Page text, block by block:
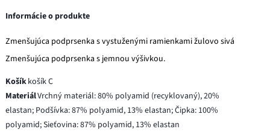
Informácie o produkte
Zmenšujúca podprsenka s vystuženými ramienkami žulovo sivá
Zmenšujúca podprsenka s jemnou výšivkou.
Košíkkošík C
MateriálVrchný materiál: 80% polyamid (recyklovaný), 20%
elastan; Podšívka: 87% polyamid, 13% elastan; Čipka: 100%
polyamid; Sieťovina: 87% polyamid, 13% elastan